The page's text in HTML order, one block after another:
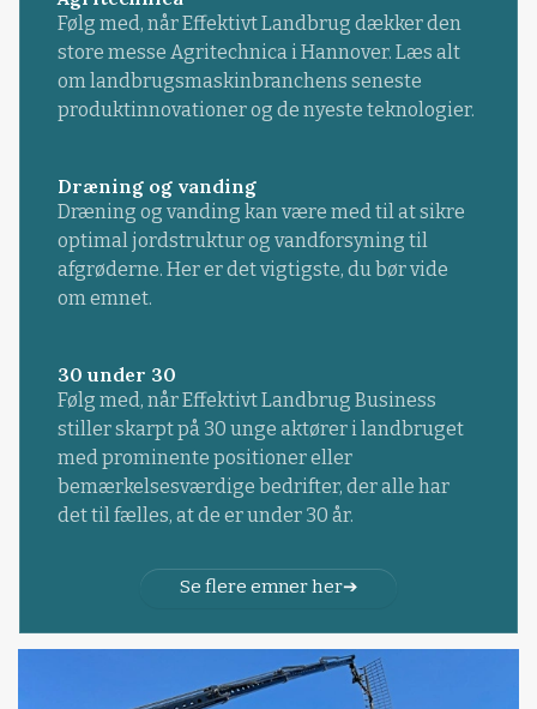
Følg med, når Effektivt Landbrug dækker den
store messe Agritechnica i Hannover. Læs alt
om landbrugsmaskinbranchens seneste
produktinnovationer og de nyeste teknologier.
Dræning og vanding
Dræning og vanding kan være med til at sikre
optimal jordstruktur og vandforsyning til
afgrøderne. Her er det vigtigste, du bør vide
om emnet.
30 under 30
Følg med, når Effektivt Landbrug Business
stiller skarpt på 30 unge aktører i landbruget
med prominente positioner eller
bemærkelsesværdige bedrifter, der alle har
det til fælles, at de er under 30 år.
Se flere emner her